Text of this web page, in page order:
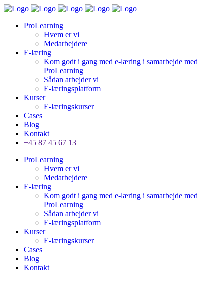
ProLearning
Hvem er vi
Medarbejdere
E-læring
Kom godt i gang med e-læring i samarbejde med
ProLearning
Sådan arbejder vi
E-læringsplatform
Kurser
E-læringskurser
Cases
Blog
Kontakt
+45 87 45 67 13
ProLearning
Hvem er vi
Medarbejdere
E-læring
Kom godt i gang med e-læring i samarbejde med
ProLearning
Sådan arbejder vi
E-læringsplatform
Kurser
E-læringskurser
Cases
Blog
Kontakt